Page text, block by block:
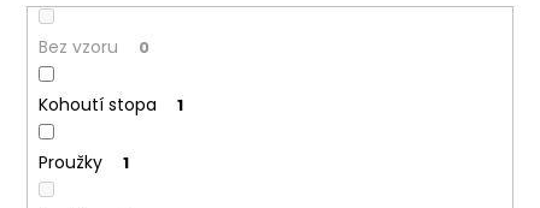
Bez vzoru 0
Kohoutí stopa 1
Proužky 1